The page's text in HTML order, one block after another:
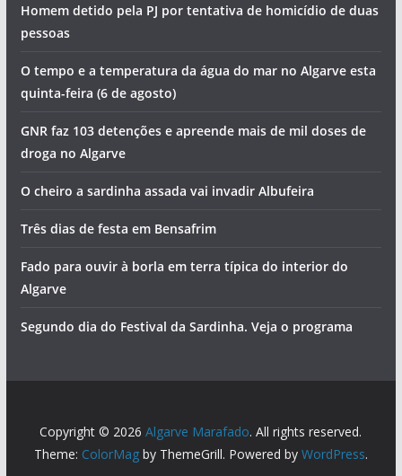
Homem detido pela PJ por tentativa de homicídio de duas
pessoas
O tempo e a temperatura da água do mar no Algarve esta
quinta-feira (6 de agosto)
GNR faz 103 detenções e apreende mais de mil doses de
droga no Algarve
O cheiro a sardinha assada vai invadir Albufeira
Três dias de festa em Bensafrim
Fado para ouvir à borla em terra típica do interior do
Algarve
Segundo dia do Festival da Sardinha. Veja o programa
Copyright © 2026Algarve Marafado. All rights reserved.
Theme: ColorMagby ThemeGrill. Powered by WordPress.